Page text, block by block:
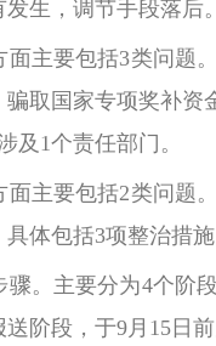
发生，调节手段落
面主要包括3类问题
取国家专项奖补
及1个责任部门。
面主要包括2类问题
体包括3项整治措
。 主要分为4个阶
送阶段 ， 于9月15日